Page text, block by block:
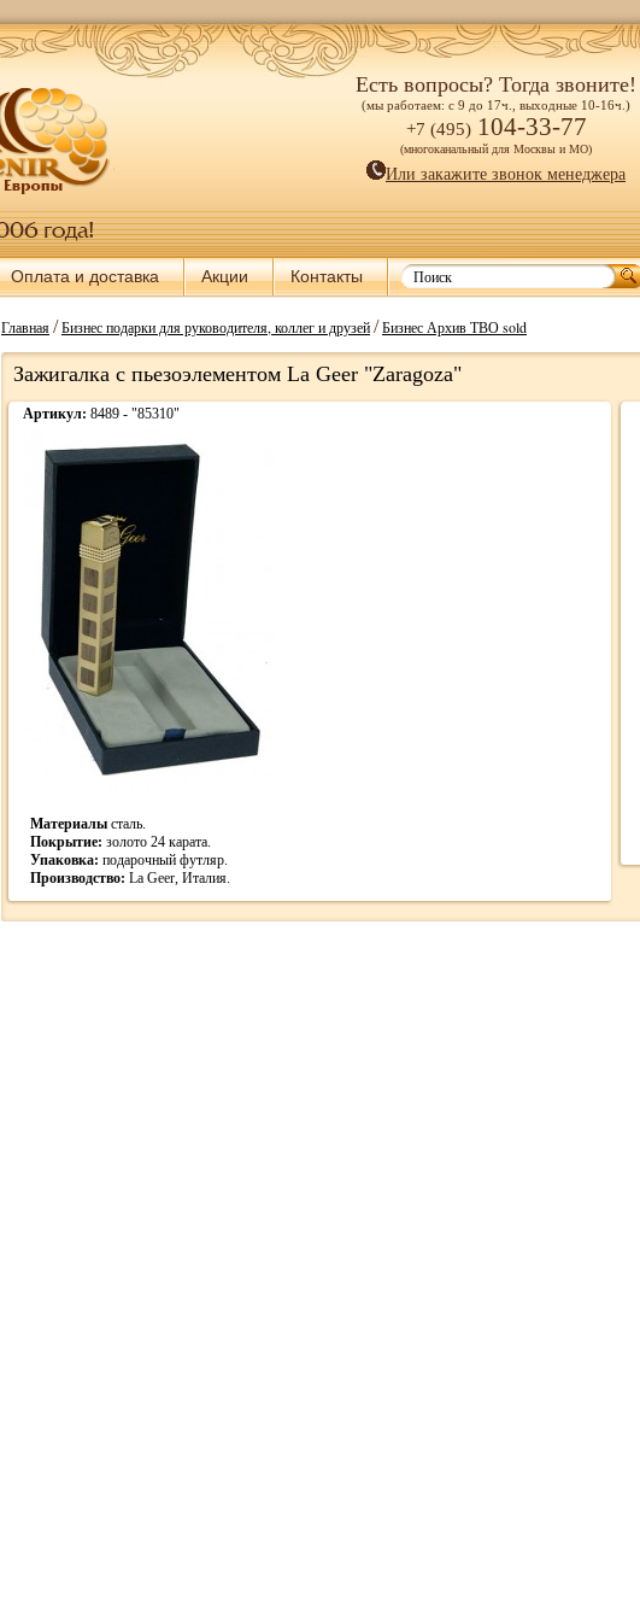
Есть вопросы? Тогда звоните!
(мы работаем: с 9 до 17ч., выходные 10-16ч.)
+7 (495) 104-33-77
(многоканальный для Москвы и МО)
Или закажите звонок менеджера
Оплата и доставка Акции Контакты
Главная/Бизнес подарки для руководителя, коллег и друзей/Бизнес Архив ТВО sold
Зажигалка с пьезоэлементом La Geer "Zaragoza"
Артикул: 8489 - "85310"
Материалы сталь.
Покрытие: золото 24 карата.
Упаковка: подарочный футляр.
Производство: La Geer, Италия.